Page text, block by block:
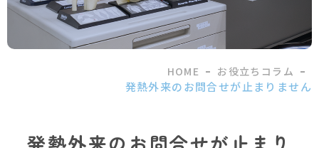
ん
HOME お役立ちコラム
発熱外来のお問合せが止まりません